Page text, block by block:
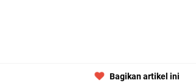
Bagikan artikel ini